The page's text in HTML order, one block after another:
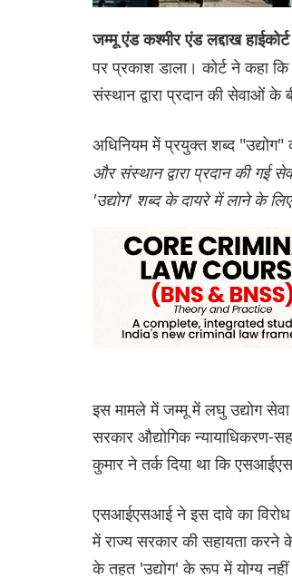
जम्मू एंड कश्मीर एंड लद्दाख
पर प्रकाश डाला। कोर्ट ने कहा
संस्थान द्वारा प्रदान की सेवाओं के
अधिनियम में प्रयुक्त शब्द
और संस्थान द्वारा प्रदान की गई
'उद्योग' शब्द के दायरे में लाने के
इस मामले में जम्मू में लघु उद्योग
सरकार औद्योगिक न्यायाधिकरण-
कुमार ने तर्क दिया था कि
एसआईएसआई ने इस दावे का विरोध
में राज्य सरकार की सहायता करने
के तहत 'उद्योग' के रूप में योग्य नहीं